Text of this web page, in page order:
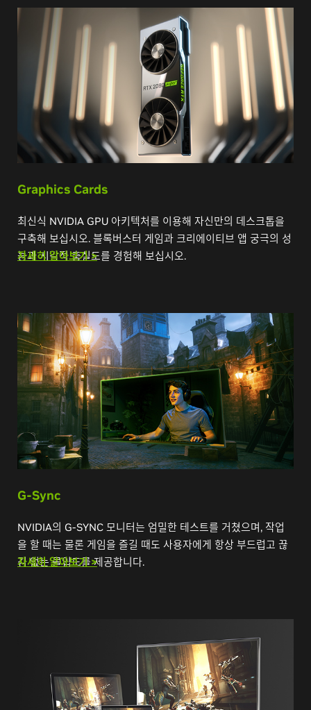
Graphics Cards
최신식 NVIDIA GPU 아키텍처를 이용해 자신만의 데스크톱을
구축해 보십시오. 블록버스터 게임과 크리에이티브 앱 궁극의 성
능과 시각적 충실도를 경험해 보십시오.
자세히 알아보기 >
G-Sync
NVIDIA의 G-SYNC 모니터는 엄밀한 테스트를 거쳤으며, 작업
을 할 때는 물론 게임을 즐길 때도 사용자에게 항상 부드럽고 끊
김 없는 몰입도를 제공합니다.
자세히 알아보기 >